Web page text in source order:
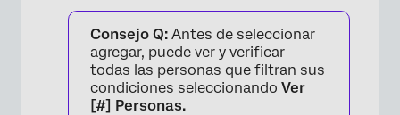
Consejo Q: Antes de seleccionar
agregar, puede ver y verificar
todas las personas que filtran sus
condiciones seleccionando Ver
[#] Personas.